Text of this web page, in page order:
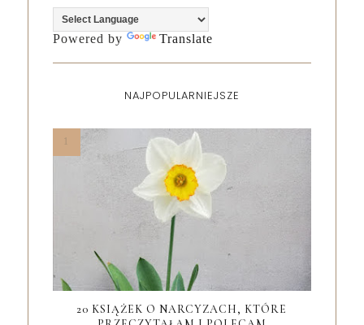
Powered by Translate
NAJPOPULARNIEJSZE
20 KSIĄŻEK O NARCYZACH, KTÓRE